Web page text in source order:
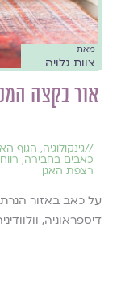
מאת
צוות גלויה
אור בקצה
//גינקולוגיה, הגוף
כאבים בחבירה,
רצפת האגן
על כאב באזור
דיספראוניה,